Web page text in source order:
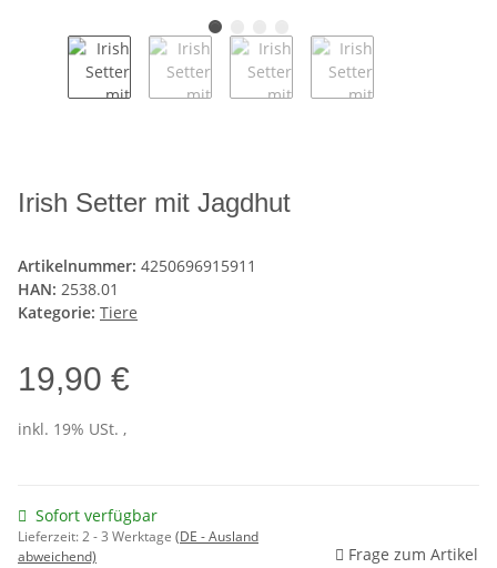
Irish Setter mit Jagdhut
Artikelnummer: 4250696915911
HAN: 2538.01
Kategorie: Tiere
19,90 €
inkl. 19% USt. ,
Sofort verfügbar
Lieferzeit:2 - 3 Werktage (DE - Ausland
abweichend)
Frage zum Artikel